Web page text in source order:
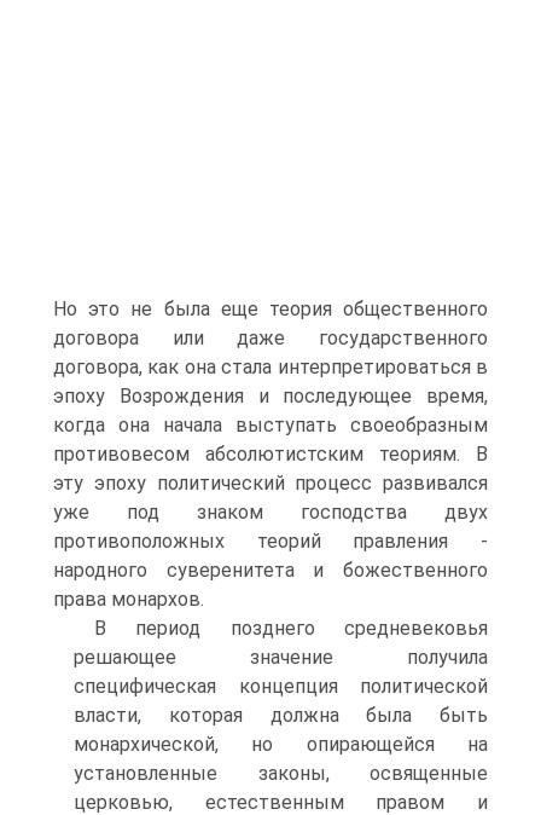
Но это не была еще теория общественного
договора или даже государственного
договора, как она стала интерпретироваться в
эпоху Возрождения и последующее время,
когда она начала выступать своеобразным
противовесом абсолютистским теориям. В
эту эпоху политический процесс развивался
уже под знаком господства двух
противоположных теорий правления -
народного суверенитета и божественного
права монархов.
В период позднего средневековья
решающее значение получила
специфическая концепция политической
власти, которая должна была быть
монархической, но опирающейся на
установленные законы, освященные
церковью, естественным правом и